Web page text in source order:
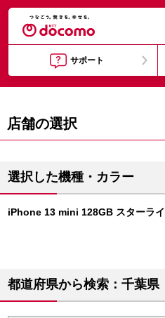
サポート
店舗の選択
選択した機種・カラー
iPhone 13 mini 128GB スターラ
都道府県から検索：千葉県